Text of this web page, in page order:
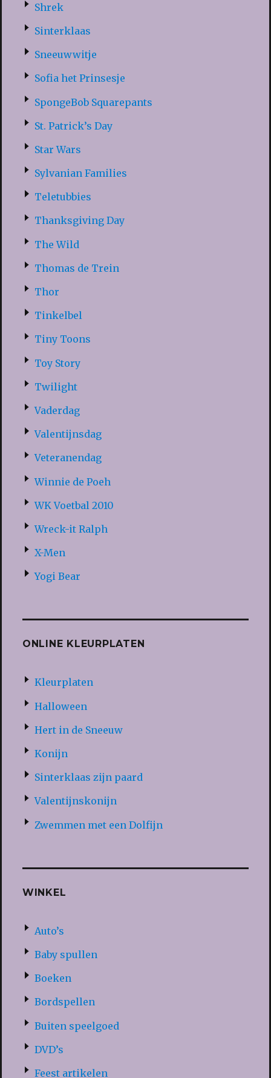
Shrek
Sinterklaas
Sneeuwwitje
Sofia het Prinsesje
SpongeBob Squarepants
St. Patrick’s Day
Star Wars
Sylvanian Families
Teletubbies
Thanksgiving Day
The Wild
Thomas de Trein
Thor
Tinkelbel
Tiny Toons
Toy Story
Twilight
Vaderdag
Valentijnsdag
Veteranendag
Winnie de Poeh
WK Voetbal 2010
Wreck-it Ralph
X-Men
Yogi Bear
ONLINE KLEURPLATEN
Kleurplaten
Halloween
Hert in de Sneeuw
Konijn
Sinterklaas zijn paard
Valentijnskonijn
Zwemmen met een Dolfijn
WINKEL
Auto’s
Baby spullen
Boeken
Bordspellen
Buiten speelgoed
DVD’s
Feest artikelen